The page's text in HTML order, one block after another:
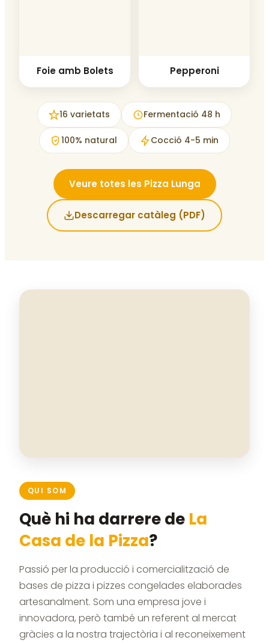
Foie amb Bolets Pepperoni
16 varietats Fermentació 48 h
100% natural Cocció 4-5 min
Veure totes les Pizza Lunga
Descarregar catàleg (PDF)
QUI SOM
Què hi ha darrere de La
Casa de la Pizza?
Passió per la producció i comercialització de
bases de pizza i pizzes congelades elaborades
artesanalment. Som una empresa jove i
innovadora, però també un referent al mercat
gràcies a la nostra trajectòria i al reconeixement